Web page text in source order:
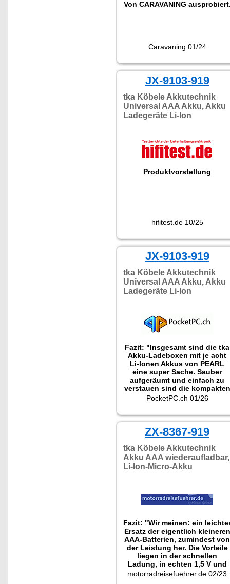
Von CARAVANING
Caravaning 01/24
JX-9103-919
tka Köbele Akkutechnik
Universal AAA Akku, Akku
Ladegeräte Li-Ion
Produktvorstellung
hifitest.de 10/25
JX-9103-919
tka Köbele Akkutechnik
Universal AAA Akku, Akku
Ladegeräte Li-Ion
Fazit: "Insgesamt sind die tka
Akku-Ladeboxen mit je acht
Li-Ionen Akkus von PEARL
eine super Sache. Sauber
aufgeräumt und einfach zu
verstauen sind die kompakten
Ladegeräte richtig praktisch
zur Aufbewahrung sowie zum
Laden der Akkus. Aber auch
im Gepäck oder der
Fototasche sind die Akku-
Packs mit USB-C-Anschluss
durchaus sehr nützlich."
PocketPC.ch 01/26
ZX-8367-919
tka Köbele Akkutechnik
Akku AAA wiederaufladbar,
Li-Ion-Micro-Akku
Fazit: "Wir meinen: ein
Ersatz der eigentlich kleineren
AAA-Batterien, zumindest von
der Leistung her. Die Vorteile
liegen in der schnellen
Ladung, in echten 1,5 V und
dem kleinen Ladegerät, das
motorradreisefuehrer.de 02/23